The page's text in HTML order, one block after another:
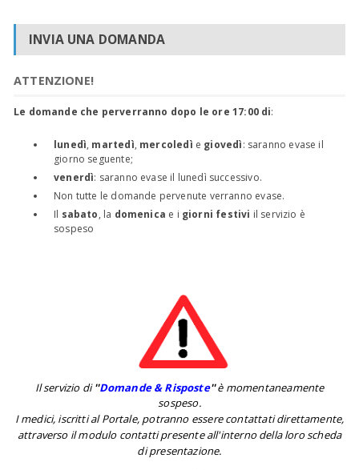
INVIA UNA DOMANDA
ATTENZIONE!
Le domande che perverranno dopo le ore 17:00 di:
lunedì, martedì, mercoledì e giovedì: saranno evase il
giorno seguente;
venerdì: saranno evase il lunedì successivo.
Non tutte le domande pervenute verranno evase.
Il sabato, la domenica e i giorni festivi il servizio è
sospeso
Il servizio di''Domande & Risposte''è momentaneamente
sospeso.
I medici, iscritti al Portale, potranno essere contattati direttamente,
attraverso il modulo contatti presente all'interno della loro scheda
di presentazione.